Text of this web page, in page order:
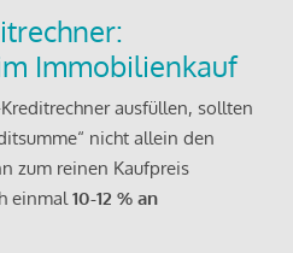
Immobilienkauf
ausfüllen, sollten
nicht allein den
zum reinen Kaufpreis
einmal10-12 % an